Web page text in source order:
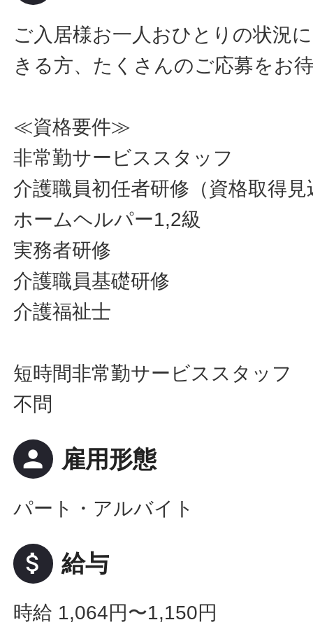
ご入居様お一人おひとりの状況
きる方、たくさんのご応募をお
≪資格要件≫
非常勤サービススタッフ
介護職員初任者研修（資格取得
ホームヘルパー1,2級
実務者研修
介護職員基礎研修
介護福祉士
短時間非常勤サービススタッフ
不問
person 雇用形態
パート・アルバイト
attach_money 給与
時給 1,064円〜1,150円